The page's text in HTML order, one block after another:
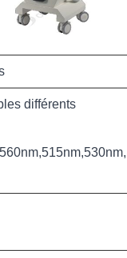
différents